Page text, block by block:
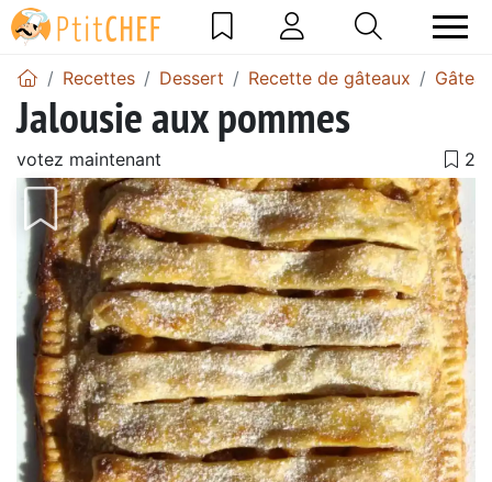
Recettes Dessert Recette de gâteaux
Jalousie aux pommes
votez maintenant